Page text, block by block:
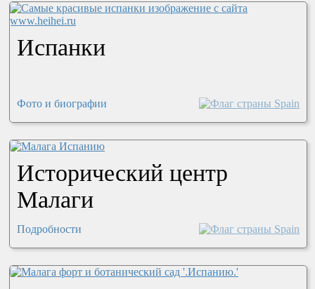
Испанки
Фото и биографии
Исторический центр
Малаги
Подробности